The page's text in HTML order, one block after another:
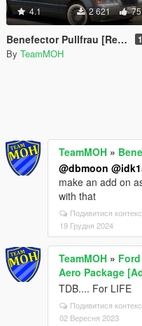
4.1 2 621 75
Benefector Pullfrau [Replace / FiveM]
By TeamMOH
TeamMOH »
@dbmoon
make an add on
with that
Подивитися
19 Грудня 2024
TeamMOH »
Aero Package
TDB.... For LIFE
Подивитися
02 Вересня 2023